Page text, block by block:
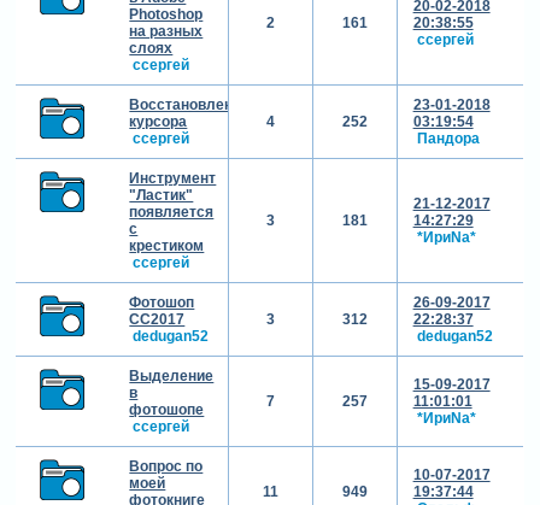
Photoshop
на разных
слоях
cсергей
2 161
20-02-2018
20:38:55
cсергей
Восстановление
курсора
cсергей
4 252
23-01-2018
03:19:54
Пандора
Инструмент
"Ластик"
появляется
с
крестиком
cсергей
3 181
21-12-2017
14:27:29
*ИриNа*
Фотошоп
CC2017
dedugan52
3 312
26-09-2017
22:28:37
dedugan52
Выделение
в
фотошопе
cсергей
7 257
15-09-2017
11:01:01
*ИриNа*
Вопрос по
моей
фотокниге
11 949
10-07-2017
19:37:44